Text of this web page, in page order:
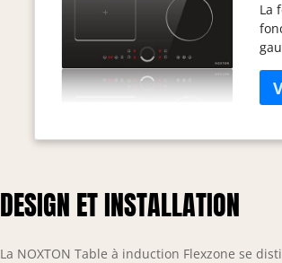
La
DESIGN ET INSTALLATION
La NOXTON Table à induction Flexzone se